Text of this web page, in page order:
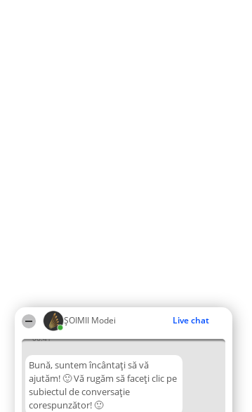
ȘOIMII Modei Live chat
06:41
Bună, suntem încântați să vă
ajutăm! 🙂 Vă rugăm să faceți clic pe
subiectul de conversație
corespunzător! 🙂